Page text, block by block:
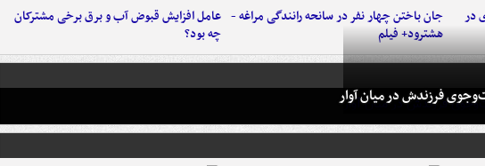
در
جان باختن چهار نفر در سانحه رانندگی مراغه -
هشترود+ فیلم
عامل افزایش قبوض آب و برق برخی مشترکان
چه بود؟
فرزندش در میان آوار